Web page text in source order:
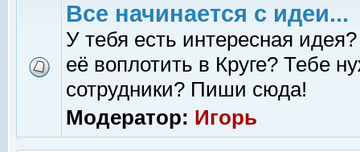
Все начинается с идеи...
У тебя есть интересная
её воплотить в Круге? Тебе
сотрудники? Пиши сюда!
Модератор: Игорь